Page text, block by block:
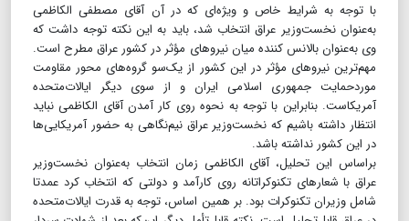
با توجه به شرایط خاص و ویژه‌ای که در آن آقای مصطفی الکاظمی
به‌عنوان نخست‌وزیر عراق انتخاب شد، باید به این نکته توجه داشت که
وی به‌عنوان بالانس کننده میان نیروهای مؤثر در کشور عراق مطرح است.
مهم‌ترین نیروهای مؤثر در این کشور از یک‌سو گروه‌های محور مقاومت
موردحمایت جمهوری اسلامی ایران و از سوی دیگر ایالات‌متحده
آمریکاست. بنابراین با توجه به نحوه روی کار آمدن آقای الکاظمی نباید
انتظار داشته باشیم که نخست‌وزیر عراق نیم‌نگاهی به حضور آمریکایی‌ها
در این کشور نداشته باشد.
براساس این تحلیل،‌ آقای الکاظمی زمان انتخاب به‌عنوان نخست‌وزیر
عراق با شعارهای تکنوکراتانه روی کارآمد و دولتی که انتخاب کرد عمدتا
شامل وزیران تکنوکرات بود. بر همین اساس، توجه به قدرت ایالات‌متحده